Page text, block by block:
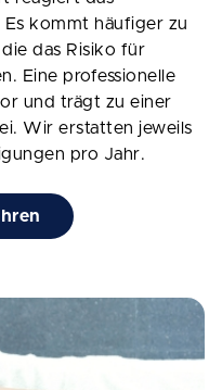
kommt häufiger zu
das Risiko für
Eine professionelle
und trägt zu einer
Wir erstatten jeweils
pro Jahr.